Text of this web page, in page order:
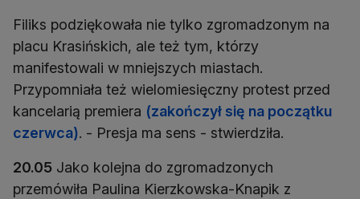
Filiks podziękowała nie tylko zgromadzonym na
placu Krasińskich, ale też tym, którzy
manifestowali w mniejszych miastach.
Przypomniała też wielomiesięczny protest przed
kancelarią premiera (zakończył się na początku
czerwca). - Presja ma sens - stwierdziła.
20.05 Jako kolejna do zgromadzonych
przemówiła Paulina Kierzkowska-Knapik z